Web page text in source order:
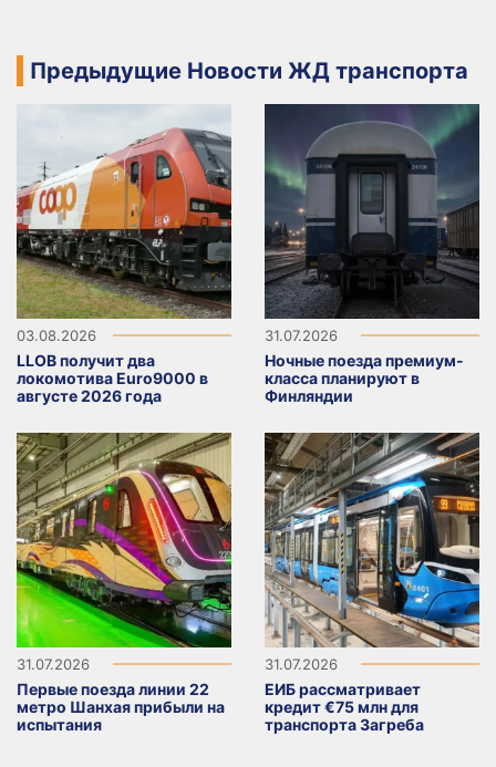
Предыдущие Новости ЖД транспорта
03.08.2026
LLOB получит два
локомотива Euro9000 в
августе 2026 года
31.07.2026
Ночные поезда премиум-
класса планируют в
Финляндии
31.07.2026
Первые поезда линии 22
метро Шанхая прибыли на
испытания
31.07.2026
ЕИБ рассматривает
кредит €75 млн для
транспорта Загреба